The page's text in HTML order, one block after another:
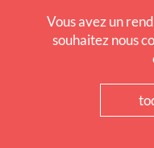
Vous avez un
souhaitez nous